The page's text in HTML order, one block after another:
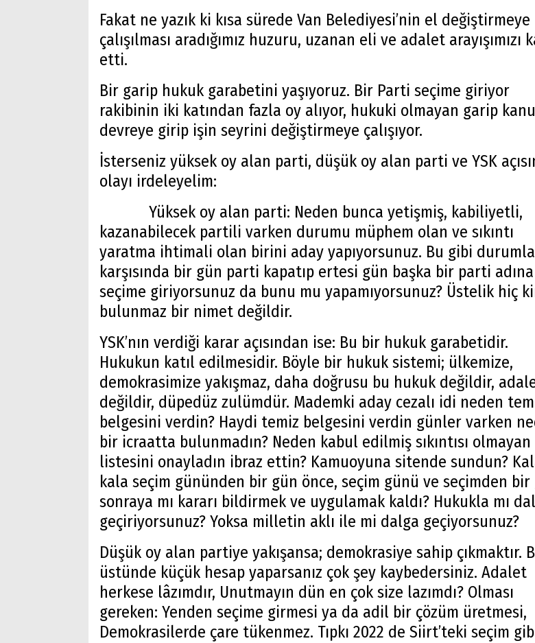
Fakat ne yazık ki kısa sürede Van Belediyesi’nin el değiştirmeye
çalışılması aradığımız huzuru, uzanan eli ve adalet arayışımızı
etti.
Bir garip hukuk garabetini yaşıyoruz. Bir Parti seçime giriyor
rakibinin iki katından fazla oy alıyor, hukuki olmayan garip
devreye girip işin seyrini değiştirmeye çalışıyor.
İsterseniz yüksek oy alan parti, düşük oy alan parti ve YSK
olayı irdeleyelim:
Yüksek oy alan parti: Neden bunca yetişmiş, kabiliyetli,
kazanabilecek partili varken durumu müphem olan ve sıkıntı
yaratma ihtimali olan birini aday yapıyorsunuz. Bu gibi
karşısında bir gün parti kapatıp ertesi gün başka bir parti adına
seçime giriyorsunuz da bunu mu yapamıyorsunuz? Üstelik hiç
bulunmaz bir nimet değildir.
YSK’nın verdiği karar açısından ise: Bu bir hukuk garabetidir.
Hukukun katıl edilmesidir. Böyle bir hukuk sistemi; ülkemize,
demokrasimize yakışmaz, daha doğrusu bu hukuk değildir,
değildir, düpedüz zulümdür. Mademki aday cezalı idi neden
belgesini verdin? Haydi temiz belgesini verdin günler varken
bir icraatta bulunmadın? Neden kabul edilmiş sıkıntısı
listesini onayladın ibraz ettin? Kamuoyuna sitende sundun?
kala seçim gününden bir gün önce, seçim günü ve seçimden bir
sonraya mı kararı bildirmek ve uygulamak kaldı? Hukukla mı
geçiriyorsunuz? Yoksa milletin aklı ile mi dalga geçiyorsunuz?
Düşük oy alan partiye yakışansa; demokrasiye sahip çıkmaktır.
üstünde küçük hesap yaparsanız çok şey kaybedersiniz. Adalet
herkese lâzımdır, Unutmayın dün en çok size lazımdı? Olması
gereken: Yenden seçime girmesi ya da adil bir çözüm üretmesi,
Demokrasilerde çare tükenmez. Tıpkı 2022 de Siirt’teki seçim